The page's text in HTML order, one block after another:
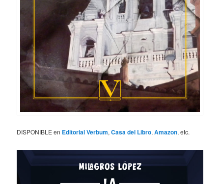
DISPONIBLE en Editorial Verbum,Casa del Libro,Amazon, etc.